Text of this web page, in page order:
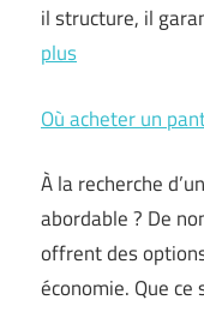
il structure, il
plus
Où acheter un
À la recherche
abordable ? De
offrent des
économie. Que